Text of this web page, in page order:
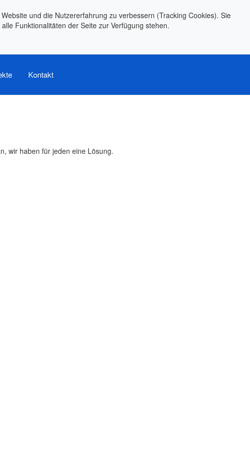
Kontakt
wir haben für jeden eine Lösung.
und die Nutzererfahrung zu verbessern (Tracking Cookies). Sie
Funktionalitäten der Seite zur Verfügung stehen.